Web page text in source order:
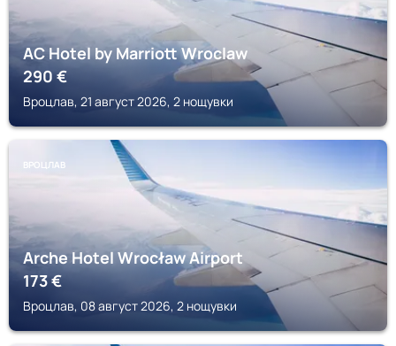
AC Hotel by Marriott Wroclaw
290€
Вроцлав, 21 август 2026, 2 нощувки
ВРОЦЛАВ
Arche Hotel Wrocław Airport
173€
Вроцлав, 08 август 2026, 2 нощувки